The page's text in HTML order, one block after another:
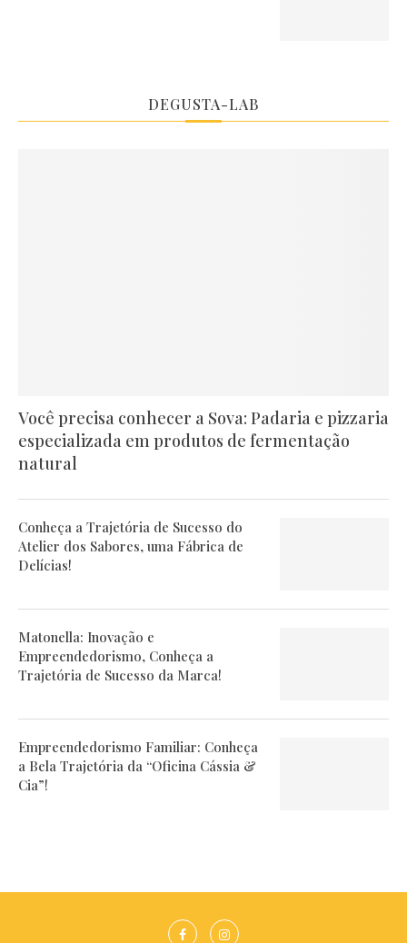
DEGUSTA-LAB
Você precisa conhecer a Sova: Padaria e pizzaria
especializada em produtos de fermentação
natural
Conheça a Trajetória de Sucesso do
Atelier dos Sabores, uma Fábrica de
Delícias!
Matonella: Inovação e
Empreendedorismo, Conheça a
Trajetória de Sucesso da Marca!
Empreendedorismo Familiar: Conheça
a Bela Trajetória da “Oficina Cássia &
Cia”!